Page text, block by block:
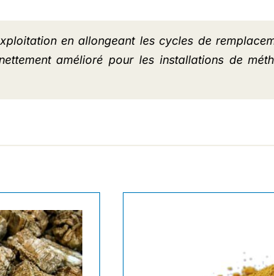
en allongeant les cycles de
amélioré pour les installations de